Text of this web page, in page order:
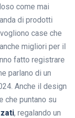
come mai
di prodotti
case che
migliori per il
fatto registrare
parlano di un
Anche il design
che puntano su
, regalando un